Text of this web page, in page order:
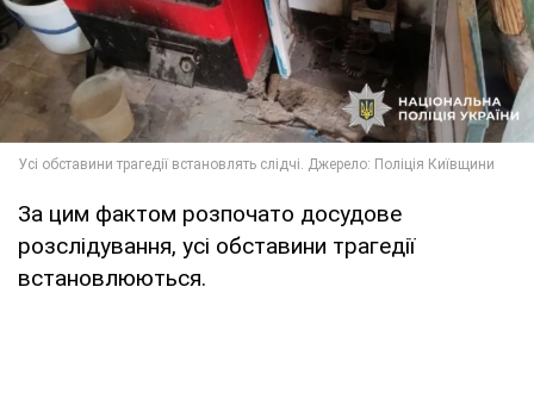
За цим фактом розпочато досудове
розслідування, усі обставини трагедії
встановлюються.